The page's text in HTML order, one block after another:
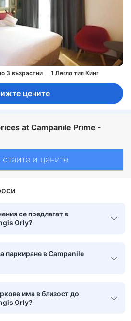
3 възрастни 1 Легло тип Кинг
цените
at Campanile Prime -
и цените
се предлагат в
Orly?
паркиране в Campanile
има в близост до
Orly?